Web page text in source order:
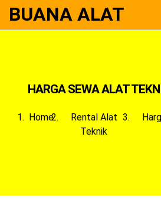
BUANA ALAT
HARGA SEWA ALAT
Home
Rental Alat
Teknik